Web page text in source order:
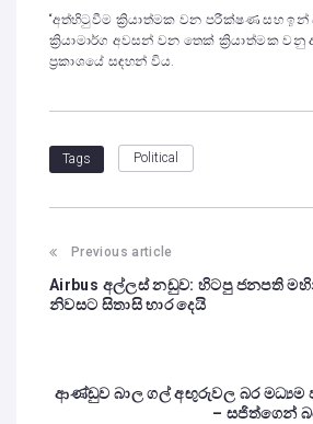
“අත්හිටුවීම ක්‍රියාත්මක වන පරීක්ෂණ සහ
ක්‍රියාමාර්ග අවසන් වන තෙක් ක්‍රියාත්මක
ප්‍රකාශයේ සඳහන් විය.
Tags Political
Previous article
Airbus අල්ලස් නඩුව: හිටපු ජනපති
නිවසට සිතාසි භාර දෙයි
ආණ්ඩුව බාල ගල් අඟුරුවල බර මධ්‍යම
– සජිත්ගෙන්